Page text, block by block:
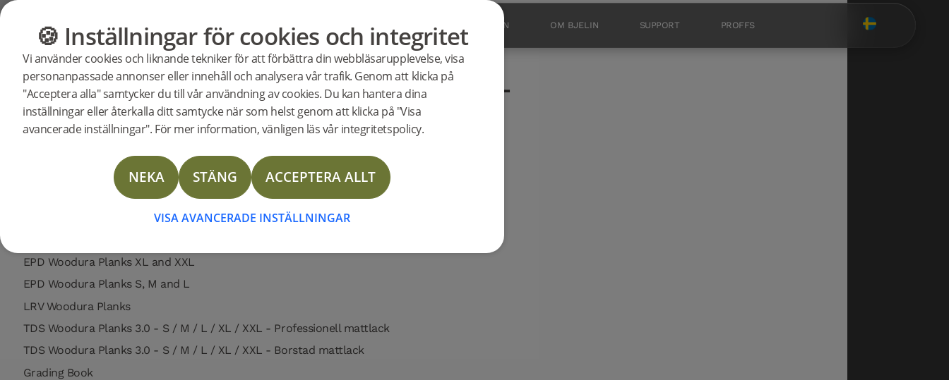
INSPIRATION OM BJELIN SUPPORT PROFFS
🍪 Inställningar för cookies och integritet
Vi använder cookies och liknande tekniker för att förbättra din webbläsarupplevelse, visa
personanpassade annonser eller innehåll och analysera vår trafik. Genom att klicka på
"Acceptera alla" samtycker du till vår användning av cookies. Du kan hantera dina
inställningar eller återkalla ditt samtycke när som helst genom att klicka på "Visa
avancerade inställningar". För mer information, vänligen läs vår integritetspolicy.
NEKA STÄNG ACCEPTERA ALLT
VISA AVANCERADE INSTÄLLNINGAR
Sök efter support för en specifik produkt
346026 Woodura Planks EKEBORG 3.0 XL
Support för Woodura Planks EKEBORG 3.0 XL
Läggningsanvisning
Skötselinstruktion
Limited Warranty Woodura Planks (US Commercial)
Limited Warranty Woodura Planks (US Residential)
Limited Warranty Woodura Planks (EU Commercial)
EPD Woodura Planks XL and XXL
EPD Woodura Planks S, M and L
LRV Woodura Planks
TDS Woodura Planks 3.0 - S / M / L / XL / XXL - Professionell mattlack
TDS Woodura Planks 3.0 - S / M / L / XL / XXL - Borstad mattlack
Grading Book